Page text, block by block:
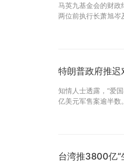
马英九基金会的财
两位前执行长萧旭岑
特朗普政府推迟
知情人士透露，“爱
亿美元军售案逾半
台湾推3800亿“